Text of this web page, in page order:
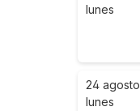
lunes
24 agosto
lunes